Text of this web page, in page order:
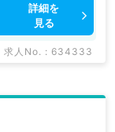
詳細を
見る
求人No. : 634333